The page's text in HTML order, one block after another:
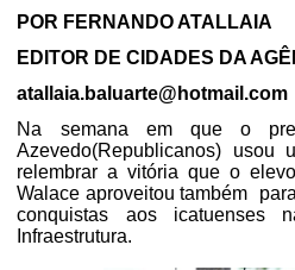
POR FERNANDO ATALLAIA
EDITOR DE CIDADES DA
atallaia.baluarte@hotmail.com
Na semana em que o
Azevedo(Republicanos)
relembrar a vitória que o
Walace aproveitou também
conquistas aos icatuenses
Infraestrutura.